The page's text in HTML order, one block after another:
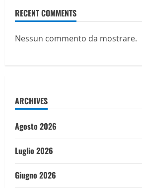
RECENT COMMENTS
Nessun commento da mostrare.
ARCHIVES
Agosto 2026
Luglio 2026
Giugno 2026